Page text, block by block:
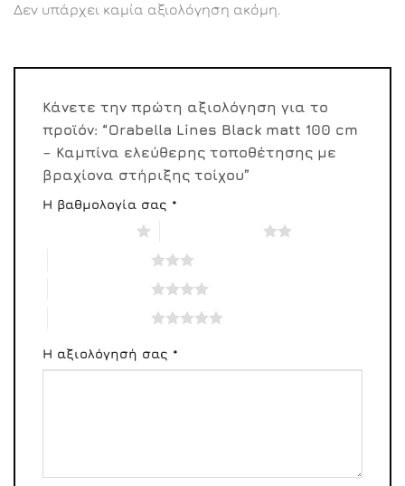
Δεν υπάρχει καμία αξιολόγηση ακόμη.
Κάνετε την πρώτη αξιολόγηση για το
προϊόν: “Orabella Lines Black matt 100 cm
– Καμπίνα ελεύθερης τοποθέτησης με
βραχίονα στήριξης τοίχου”
Η βαθμολογία σας *
Η αξιολόγησή σας *